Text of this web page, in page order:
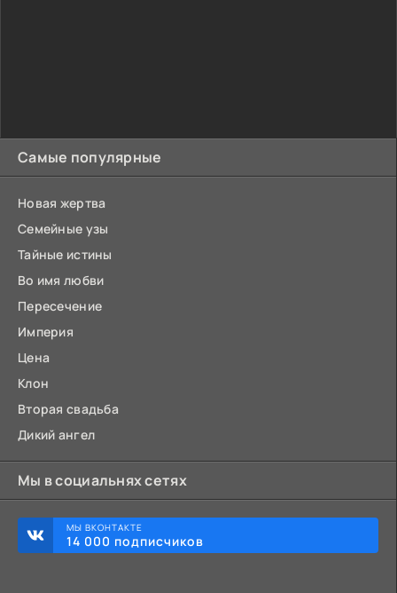
Самые популярные
Новая жертва
Семейные узы
Тайные истины
Во имя любви
Пересечение
Империя
Цена
Клон
Вторая свадьба
Дикий ангел
Мы в социальнях сетях
МЫ ВКОНТАКТЕ
14 000 подписчиков